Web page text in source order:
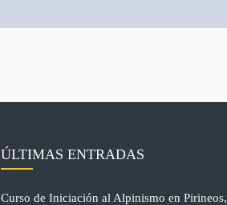
ÚLTIMAS ENTRADAS
Curso de Iniciación al Alpinismo en Pirineos,